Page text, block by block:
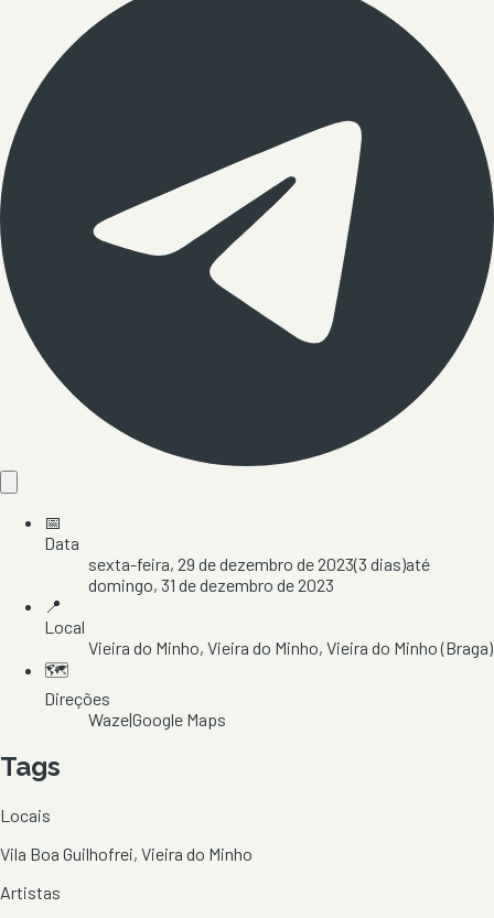
📅
Data
sexta-feira, 29 de dezembro de 2023(3 dias)até
domingo, 31 de dezembro de 2023
📍
Local
Vieira do Minho, Vieira do Minho, Vieira do Minho(Braga)
🗺️
Direções
Waze|Google Maps
Tags
Locais
Vila Boa Guilhofrei, Vieira do Minho
Artistas